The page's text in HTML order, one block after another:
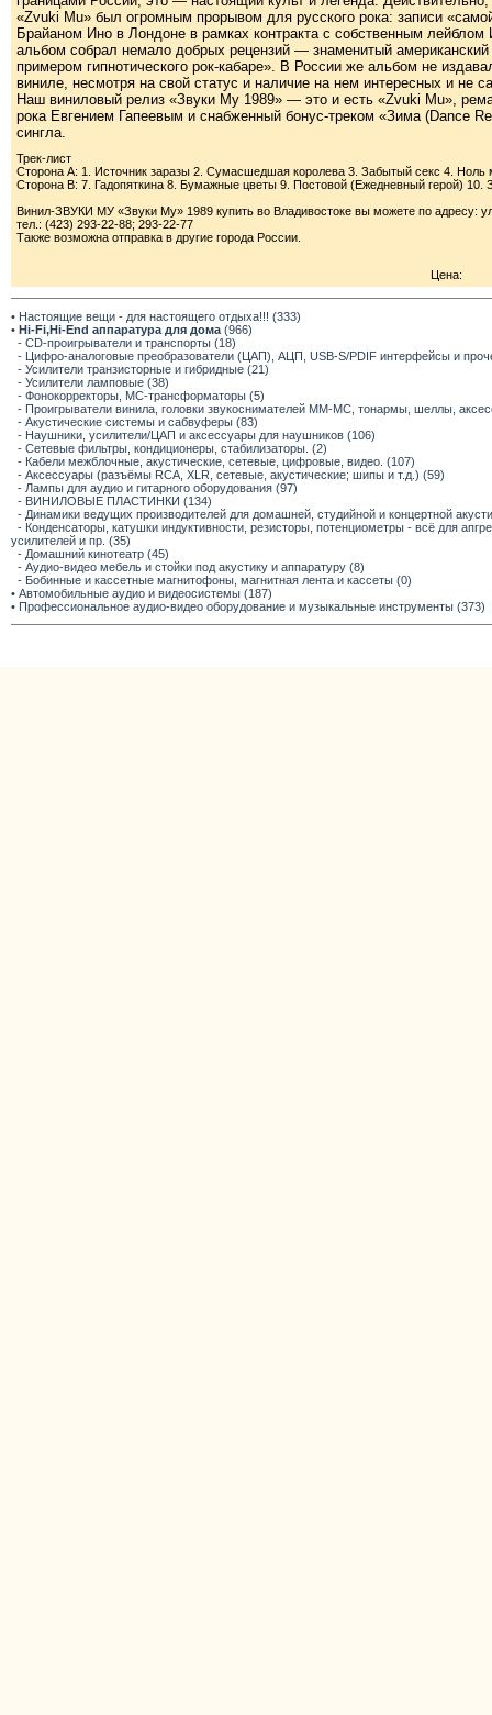
«Zvuki Mu» был огромным прорывом для русского рока: записи
Брайаном Ино в Лондоне в рамках контракта с собственным
альбом собрал немало добрых рецензий — знаменитый американский
примером гипнотического рок-кабаре». В России же альбом не
виниле, несмотря на свой статус и наличие на нем интересных и не
Наш виниловый релиз «Звуки Му 1989» — это и есть «Zvuki Mu»,
рока Евгением Гапеевым и снабженный бонус-треком «Зима (Dance
сингла.
Трек-лист
Сторона A: 1. Источник заразы 2. Сумасшедшая королева 3. Забытый секс 4.
Сторона B: 7. Гадопяткина 8. Бумажные цветы 9. Постовой (Ежедневный герой)
Винил-ЗВУКИ МУ «Звуки Му» 1989 купить во Владивостоке вы можете по адресу:
тел.: (423) 293-22-88; 293-22-77
Также возможна отправка в другие города России.
Цена:
• Настоящие вещи - для настоящего отдыха!!! (333)
• Hi-Fi,Hi-End аппаратура для дома (966)
- CD-проигрыватели и транспорты (18)
- Цифро-аналоговые преобразователи (ЦАП), АЦП, USB-S/PDIF интерфейсы и
- Усилители транзисторные и гибридные (21)
- Усилители ламповые (38)
- Фонокорректоры, МС-трансформаторы (5)
- Проигрыватели винила, головки звукоснимателей ММ-МС, тонармы, шеллы,
- Акустические системы и сабвуферы (83)
- Наушники, усилители/ЦАП и аксессуары для наушников (106)
- Сетевые фильтры, кондиционеры, стабилизаторы. (2)
- Кабели межблочные, акустические, сетевые, цифровые, видео. (107)
- Аксессуары (разъёмы RCA, XLR, сетевые, акустические; шипы и т.д.) (59)
- Лампы для аудио и гитарного оборудования (97)
- ВИНИЛОВЫЕ ПЛАСТИНКИ (134)
- Динамики ведущих производителей для домашней, студийной и концертной
- Конденсаторы, катушки индуктивности, резисторы, потенциометры - всё для
усилителей и пр. (35)
- Домашний кинотеатр (45)
- Аудио-видео мебель и стойки под акустику и аппаратуру (8)
- Бобинные и кассетные магнитофоны, магнитная лента и кассеты (0)
• Автомобильные аудио и видеосистемы (187)
• Профессиональное аудио-видео оборудование и музыкальные инструменты (373)